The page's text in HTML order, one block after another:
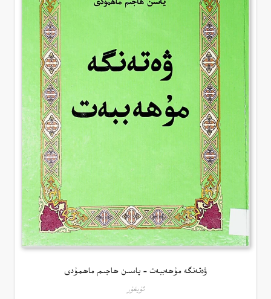
ۋەتەنگە مۇھەببەت – ياسىن ھاجىم ماھمۇدى
ئۇيغۇر